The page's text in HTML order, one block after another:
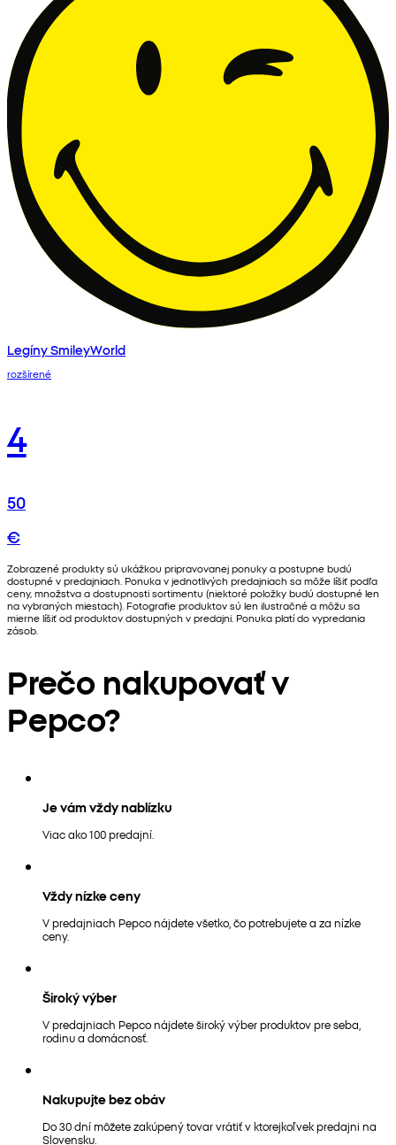
Legíny SmileyWorld
rozšírené
4
50
€
Zobrazené produkty sú ukážkou pripravovanej ponuky a postupne budú
dostupné v predajniach. Ponuka v jednotlivých predajniach sa môže líšiť podľa
ceny, množstva a dostupnosti sortimentu (niektoré položky budú dostupné len
na vybraných miestach). Fotografie produktov sú len ilustračné a môžu sa
mierne líšiť od produktov dostupných v predajni. Ponuka platí do vypredania
zásob.
Prečo nakupovať v
Pepco?
Je vám vždy nablízku
Viac ako 100 predajní.
Vždy nízke ceny
V predajniach Pepco nájdete všetko, čo potrebujete a za nízke
ceny.
Široký výber
V predajniach Pepco nájdete široký výber produktov pre seba,
rodinu a domácnosť.
Nakupujte bez obáv
Do 30 dní môžete zakúpený tovar vrátiť v ktorejkoľvek predajni na
Slovensku.